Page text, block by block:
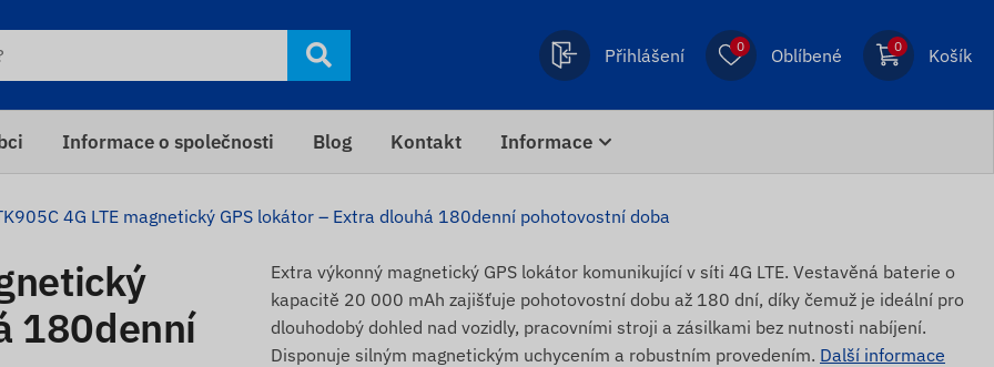
Přihlášení 0 Oblíbené 0 Košík
Informace o společnosti Blog Kontakt Informace
4G LTE magnetický GPS lokátor – Extra dlouhá 180denní pohotovostní doba
180denní
Extra výkonný magnetický GPS lokátor komunikující v síti 4G LTE. Vestavěná baterie o
kapacitě 20 000 mAh zajišťuje pohotovostní dobu až 180 dní, díky čemuž je ideální pro
dlouhodobý dohled nad vozidly, pracovními stroji a zásilkami bez nutnosti nabíjení.
Disponuje silným magnetickým uchycením a robustním provedením. Další informace